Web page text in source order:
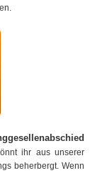
ihr aus unserer
beherbergt. Wenn